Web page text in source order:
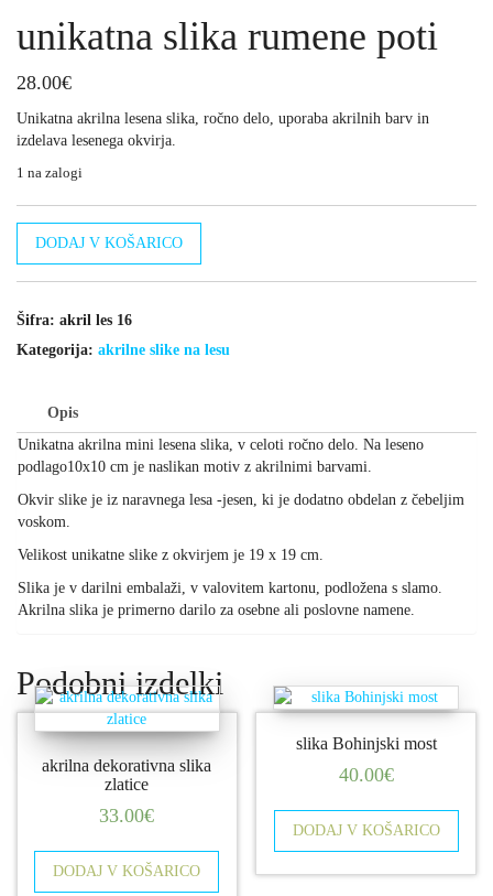
unikatna slika rumene poti
28.00€
Unikatna akrilna lesena slika, ročno delo, uporaba akrilnih barv in
izdelava lesenega okvirja.
1 na zalogi
količina
DODAJ V KOŠARICO
Šifra: akril les 16
Kategorija: akrilne slike na lesu
Opis
Unikatna akrilna mini lesena slika, v celoti ročno delo. Na leseno
podlago10x10 cm je naslikan motiv z akrilnimi barvami.
Okvir slike je iz naravnega lesa -jesen, ki je dodatno obdelan z čebeljim
voskom.
Velikost unikatne slike z okvirjem je 19 x 19 cm.
Slika je v darilni embalaži, v valovitem kartonu, podložena s slamo.
Akrilna slika je primerno darilo za osebne ali poslovne namene.
Podobni izdelki
akrilna dekorativna slika
zlatice
33.00€
DODAJ V KOŠARICO
slika Bohinjski most
40.00€
DODAJ V KOŠARICO